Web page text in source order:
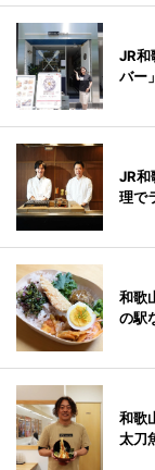
JR和
バー
JR和
理で
和歌
の駅
和歌
太刀